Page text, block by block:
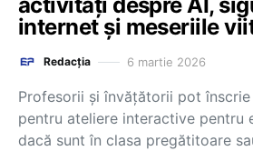
internet și meseriile
Redacția 6 martie 2026
Profesorii și învățătorii pot
pentru ateliere interactive pentru
dacă sunt în clasa pregătitoare